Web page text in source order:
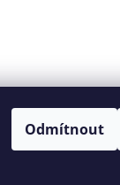
Odmítnout